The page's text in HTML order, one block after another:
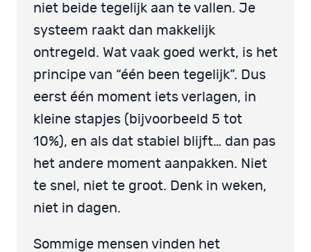
niet beide tegelijk aan te vallen. Je
systeem raakt dan makkelijk
ontregeld. Wat vaak goed werkt, is het
principe van “één been tegelijk”. Dus
eerst één moment iets verlagen, in
kleine stapjes (bijvoorbeeld 5 tot
10%), en als dat stabiel blijft… dan pas
het andere moment aanpakken. Niet
te snel, niet te groot. Denk in weken,
niet in dagen.
Sommige mensen vinden het